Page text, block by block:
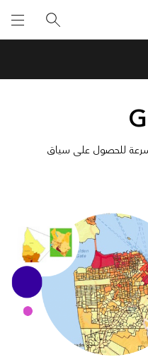
للحصول على سياق